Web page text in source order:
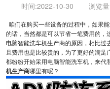
时间:2022-10-30 浏览量
咱们在购买一些设备的过程中，如果
的话，当然都是可以节省一笔费用的
电脑智能洗车机生产商的原因，相比
且费用也是比较贵的，为了更好的满
都纷纷开始采用电脑智能洗车机，来代
机生产商哪里有呢？